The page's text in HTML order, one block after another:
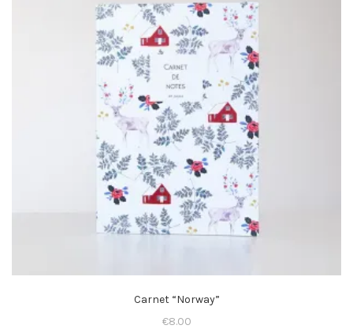
Carnet “Norway”
€8.00